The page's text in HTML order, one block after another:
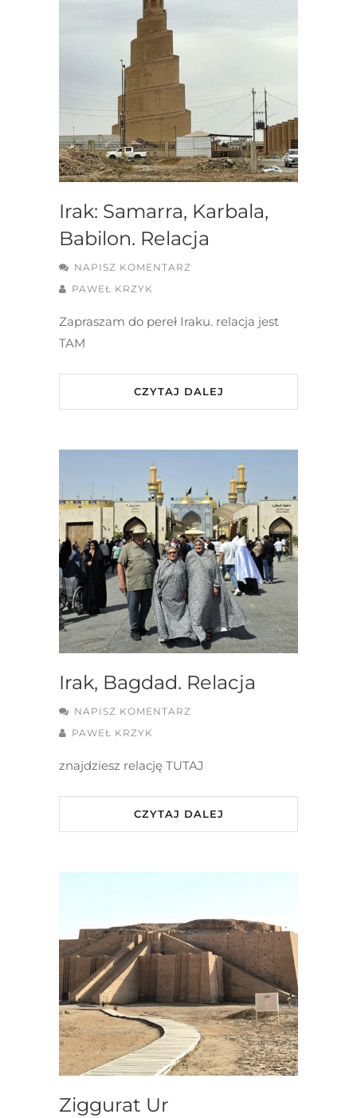
Irak: Samarra, Karbala,
Babilon. Relacja
NAPISZ KOMENTARZ
PAWEŁ KRZYK
Zapraszam do pereł Iraku. relacja jest
TAM
CZYTAJ DALEJ
Irak, Bagdad. Relacja
NAPISZ KOMENTARZ
PAWEŁ KRZYK
znajdziesz relację TUTAJ
CZYTAJ DALEJ
Ziggurat Ur